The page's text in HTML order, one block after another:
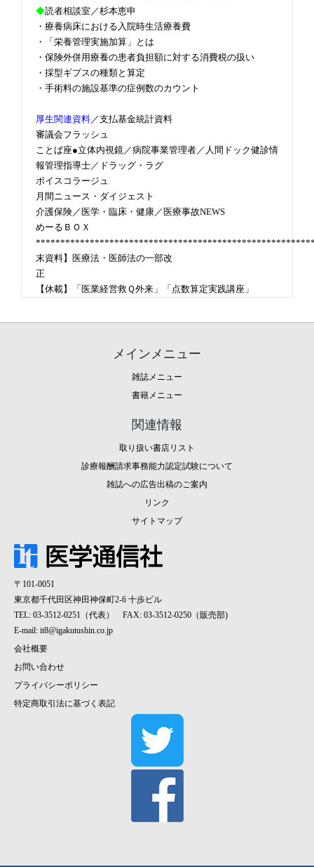
◆読者相談室／杉本恵申
・療養病床における入院時生活療養費
・「栄養管理実施加算」とは
・保険外併用療養の患者負担額に対する消費税の扱い
・採型ギプスの種類と算定
・手術料の施設基準の症例数のカウント
厚生関連資料／支払基金統計資料
審議会フラッシュ
ことば座●立体内視鏡／病院事業管理者／人間ドック健診情
報管理指導士／ドラッグ・ラグ
ボイスコラージュ
月間ニュース・ダイジェスト
介護保険／医学・臨床・健康／医療事故NEWS
めーるＢＯＸ
末資料】医療法・医師法の一部改
正
【休載】「医業経営救Ｑ外来」「点数算定実践講座」
メインメニュー
雑誌メニュー
書籍メニュー
関連情報
取り扱い書店リスト
診療報酬請求事務能力認定試験について
雑誌への広告出稿のご案内
リンク
サイトマップ
〒101-0051
東京都千代田区神田神保町2-6 十歩ビル
TEL: 03-3512-0251（代表） FAX: 03-3512-0250（販売部)
E-mail: it8@igakutushin.co.jp
会社概要
お問い合わせ
プライバシーポリシー
特定商取引法に基づく表記